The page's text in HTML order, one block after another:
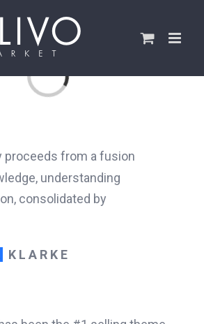
Loading...
proceeds from a fusion
understanding
consolidated by
KLARKE